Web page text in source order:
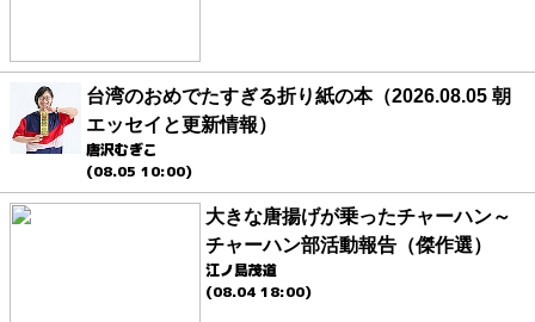
台湾のおめでたすぎる折り紙の本（2026.08.05 朝
エッセイと更新情報）
唐沢むぎこ
(08.05 10:00)
大きな唐揚げが乗ったチャーハン～
チャーハン部活動報告（傑作選）
江ノ島茂道
(08.04 18:00)